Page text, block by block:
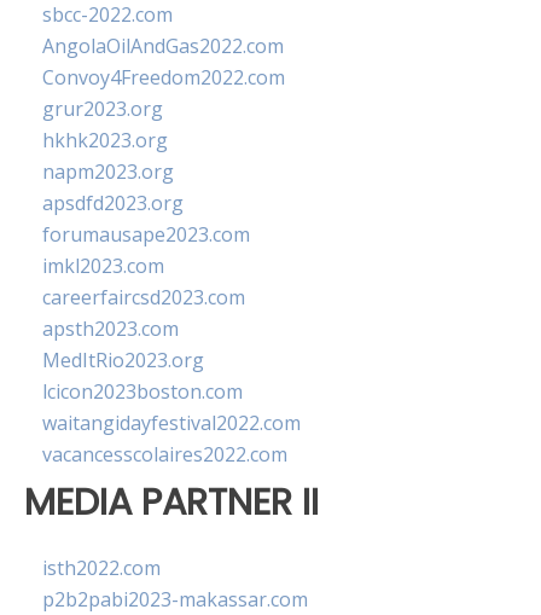
sbcc-2022.com
AngolaOilAndGas2022.com
Convoy4Freedom2022.com
grur2023.org
hkhk2023.org
napm2023.org
apsdfd2023.org
forumausape2023.com
imkl2023.com
careerfaircsd2023.com
apsth2023.com
MedItRio2023.org
lcicon2023boston.com
waitangidayfestival2022.com
vacancesscolaires2022.com
MEDIA PARTNER II
isth2022.com
p2b2pabi2023-makassar.com